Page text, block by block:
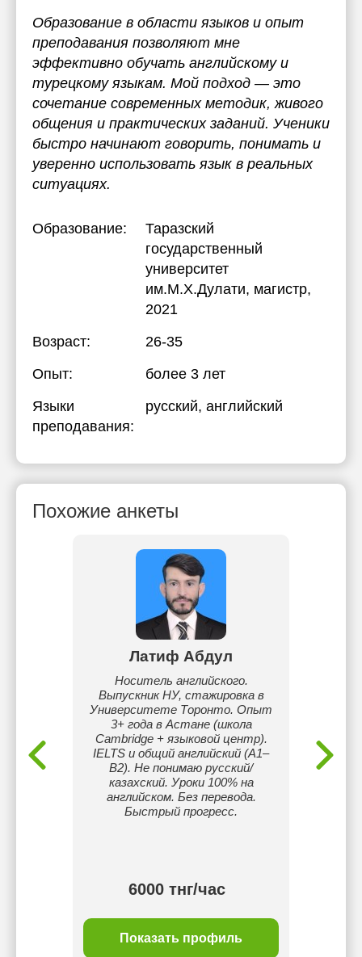
Образование в области языков и опыт
преподавания позволяют мне
эффективно обучать английскому и
турецкому языкам. Мой подход — это
сочетание современных методик, живого
общения и практических заданий. Ученики
быстро начинают говорить, понимать и
уверенно использовать язык в реальных
ситуациях.
Образование:
Таразский
государственный
университет
им.М.Х.Дулати, магистр,
2021
Возраст:
26-35
Опыт:
более 3 лет
Языки
преподавания:
русский, английский
Похожие анкеты
Латиф Абдул
Носитель английского.
Выпускник НУ, стажировка в
Университете Торонто. Опыт
3+ года в Астане (школа
Cambridge + языковой центр).
IELTS и общий английский (A1–
B2). Не понимаю русский/
казахский. Уроки 100% на
английском. Без перевода.
Быстрый прогресс.
6000 тнг/час
Показать профиль